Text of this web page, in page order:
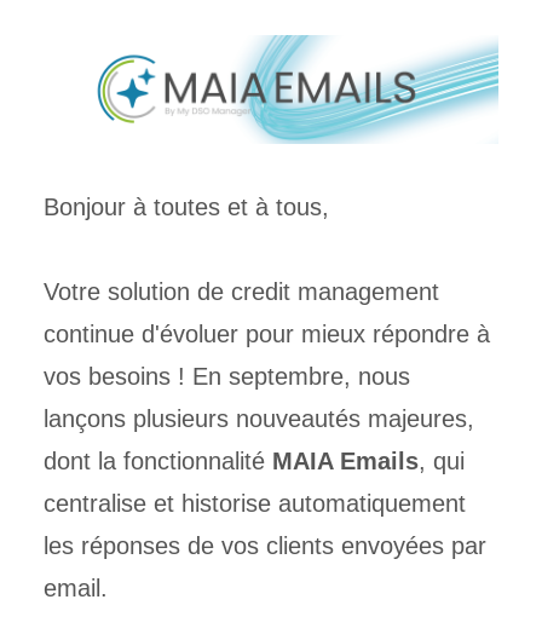
Bonjour à toutes et à tous,
Votre solution de credit management
continue d'évoluer pour mieux répondre à
vos besoins ! En septembre, nous
lançons plusieurs nouveautés majeures,
dont la fonctionnalité MAIA Emails, qui
centralise et historise automatiquement
les réponses de vos clients envoyées par
email.